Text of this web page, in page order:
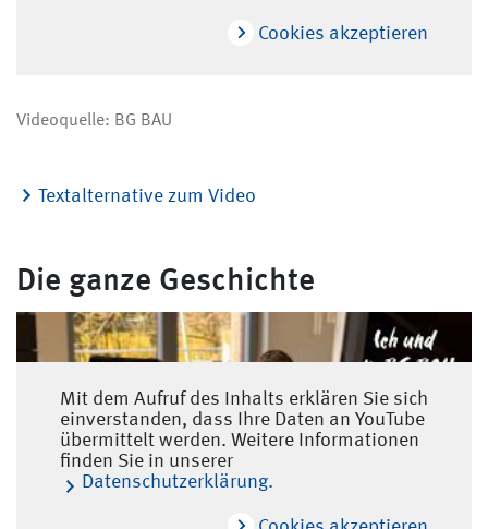
Cookies akzeptieren
Videoquelle: BG BAU
Textalternative zum Video
Die ganze Geschichte
Mit dem Aufruf des Inhalts erklären Sie sich
einverstanden, dass Ihre Daten an YouTube
übermittelt werden. Weitere Informationen
finden Sie in unserer
Datenschutzerklärung.